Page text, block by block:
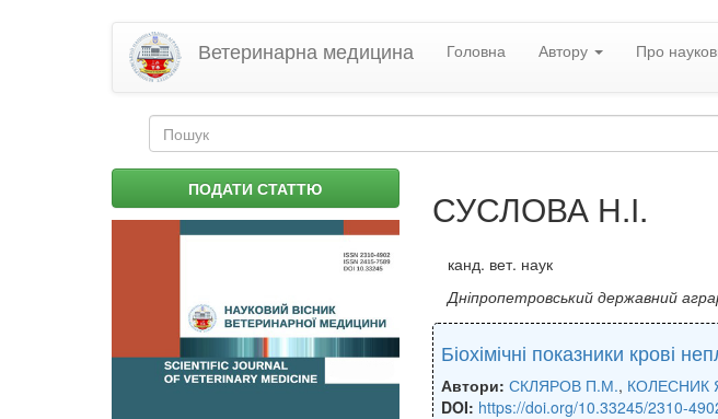
Ветеринарна медицина Головна Автору Про
Пошукова
форма
ПОДАТИ СТАТТЮ СУСЛОВА Н.І.
канд. вет. наук
Дніпропетровський державний
Біохімічні показники крові
Автори: СКЛЯРОВ П.М., КОЛЕСНИК
DOI: https://doi.org/10.33245/2310-